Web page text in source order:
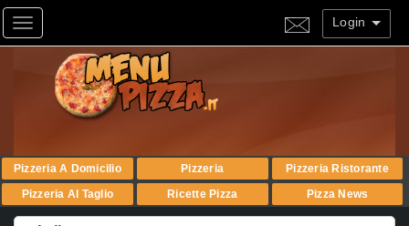
Toggle navigation Login
Pizzeria A Domicilio Pizzeria
Pizzeria Ristorante
Pizzeria Al Taglio
Ricette Pizza Pizza News